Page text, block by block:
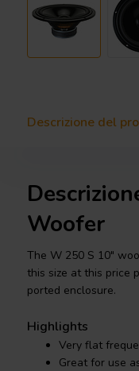
Descrizione del
Woofer
The W 250 S 10"
this size at this price
ported enclosure.
Highlights
Very flat
Great for use